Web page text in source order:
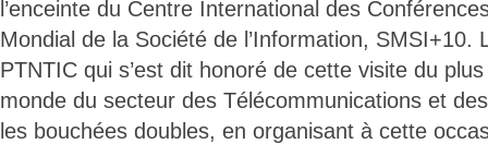
l’enceinte du Centre International des
Mondial de la Société de l’Information, SMSI+10.
PTNTIC qui s’est dit honoré de cette visite du
monde du secteur des Télécommunications et
les bouchées doubles, en organisant à cette